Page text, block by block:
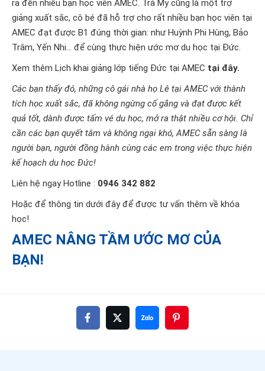
ra đến nhiều bạn học viên AMEC. Trà My cũng là một trợ
giảng xuất sắc, cô bé đã hỗ trợ cho rất nhiều bạn học viên tại
AMEC đạt được B1 đúng thời gian: như Huỳnh Phi Hùng, Bảo
Trâm, Yến Nhi... để cùng thực hiện ước mơ du học tại Đức.
Xem thêm Lịch khai giảng lớp tiếng Đức tại AMEC tại đây.
Các bạn thấy đó, những cô gái nhà họ Lê tại AMEC với thành
tích học xuất sắc, đã không ngừng cố gắng và đạt được kết
quả tốt, dành được tấm vé du học, mở ra thật nhiều cơ hội. Chỉ
cần các bạn quyết tâm và không ngại khó, AMEC sẵn sàng là
người bạn, người đồng hành cùng các em trong việc thực hiện
kế hoạch du học Đức!
Liên hệ ngay Hotline : 0946 342 882
Hoặc để thông tin dưới đây để được tư vấn thêm về khóa
học!
AMEC NÂNG TẦM ƯỚC MƠ CỦA
BẠN!